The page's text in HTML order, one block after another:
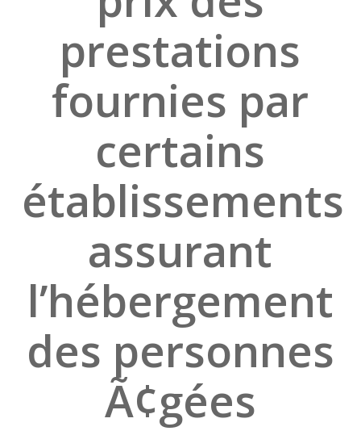
prestations
fournies par
certains
établissements
assurant
l’hébergement
des personnes
Ã¢gées